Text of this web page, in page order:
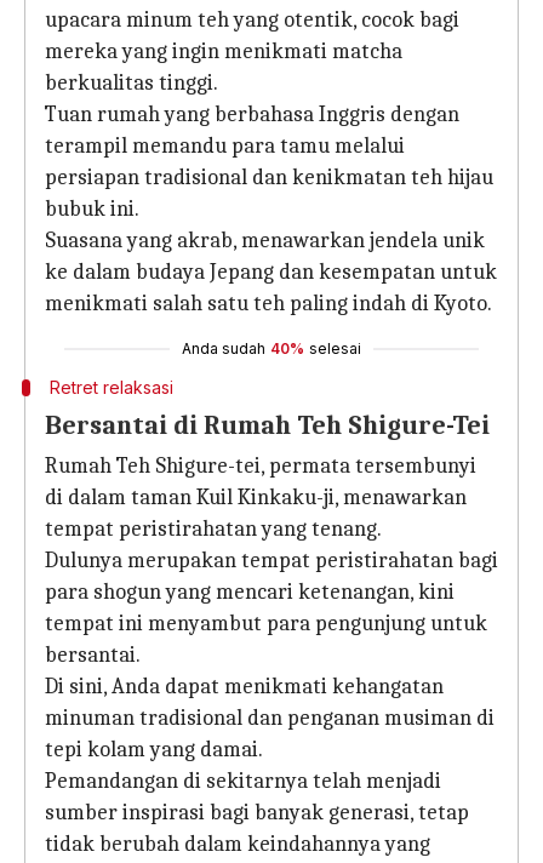
upacara minum teh yang otentik, cocok bagi
mereka yang ingin menikmati matcha
berkualitas tinggi.
Tuan rumah yang berbahasa Inggris dengan
terampil memandu para tamu melalui
persiapan tradisional dan kenikmatan teh hijau
bubuk ini.
Suasana yang akrab, menawarkan jendela unik
ke dalam budaya Jepang dan kesempatan untuk
menikmati salah satu teh paling indah di Kyoto.
Anda sudah 40% selesai
Retret relaksasi
Bersantai di Rumah Teh Shigure-Tei
Rumah Teh Shigure-tei, permata tersembunyi
di dalam taman Kuil Kinkaku-ji, menawarkan
tempat peristirahatan yang tenang.
Dulunya merupakan tempat peristirahatan bagi
para shogun yang mencari ketenangan, kini
tempat ini menyambut para pengunjung untuk
bersantai.
Di sini, Anda dapat menikmati kehangatan
minuman tradisional dan penganan musiman di
tepi kolam yang damai.
Pemandangan di sekitarnya telah menjadi
sumber inspirasi bagi banyak generasi, tetap
tidak berubah dalam keindahannya yang